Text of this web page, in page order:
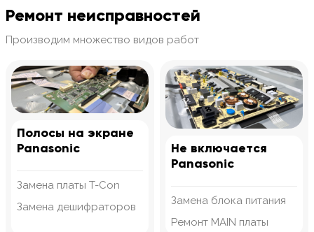
Ремонт неисправностей
Производим множество видов работ
Полосы на экране
Panasonic
Замена платы T-Con
Замена дешифраторов
Не включается
Panasonic
Замена блока питания
Ремонт MAIN платы